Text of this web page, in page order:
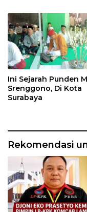
Ini Sejarah Punden
Srenggono, Di Kota
Surabaya
Rekomendasi